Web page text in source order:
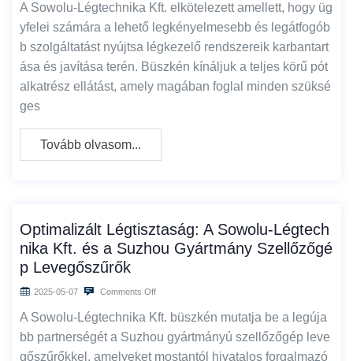
A Sowolu-Légtechnika Kft. elkötelezett amellett, hogy üg
yfelei számára a lehető legkényelmesebb és legátfogób
b szolgáltatást nyújtsa légkezelő rendszereik karbantart
ása és javítása terén. Büszkén kínáljuk a teljes körű pót
alkatrész ellátást, amely magában foglal minden szüksé
ges
Tovább olvasom...
Optimalizált Légtisztaság: A Sowolu-Légtech
nika Kft. és a Suzhou Gyártmány Szellőzőgé
p Levegőszűrők
2025-05-07 Comments Off
A Sowolu-Légtechnika Kft. büszkén mutatja be a legúja
bb partnerségét a Suzhou gyártmányú szellőzőgép leve
gőszűrőkkel, amelyeket mostantól hivatalos forgalmazó